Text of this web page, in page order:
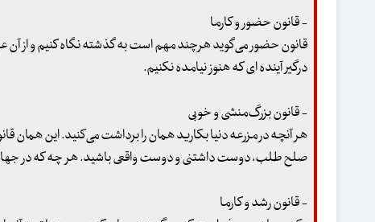
- قانون حضور و کارما
قانون حضور می‌گوید هرچند مهم است به گذشته نگاه کنیم و از آن
درگیر آینده ای که هنوز نیامده نکنیم.
- قانون بزرگ‌منشی و خوبی
هر آنچه در مزرعه دنیا بکارید همان را برداشت می‌کنید. این
صلح طلب، دوست داشتنی و دوست واقعی باشید. هر چه که در
- قانون رشد و کارما